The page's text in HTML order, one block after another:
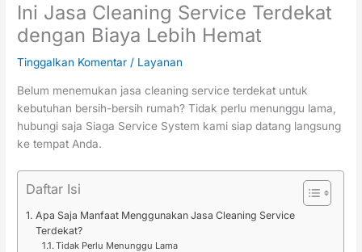
Ini Jasa Cleaning Service Terdekat
dengan Biaya Lebih Hemat
Tinggalkan Komentar / Layanan
Belum menemukan jasa cleaning service terdekat untuk
kebutuhan bersih-bersih rumah? Tidak perlu menunggu lama,
hubungi saja Siaga Service System kami siap datang langsung
ke tempat Anda.
Daftar Isi
Apa Saja Manfaat Menggunakan Jasa Cleaning Service
Terdekat?
Tidak Perlu Menunggu Lama